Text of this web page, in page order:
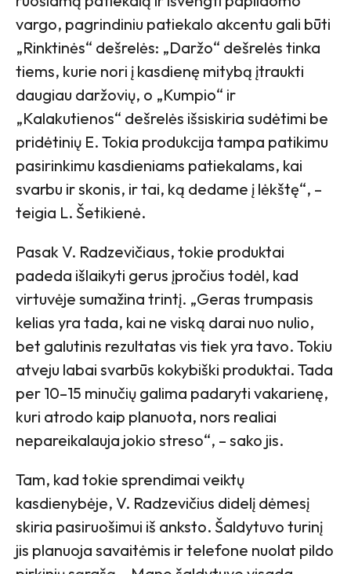
vargo, pagrindiniu patiekalo akcentu gali būti
„Rinktinės“ dešrelės: „Daržo“ dešrelės tinka
tiems, kurie nori į kasdienę mitybą įtraukti
daugiau daržovių, o „Kumpio“ ir
„Kalakutienos“ dešrelės išsiskiria sudėtimi be
pridėtinių E. Tokia produkcija tampa patikimu
pasirinkimu kasdieniams patiekalams, kai
svarbu ir skonis, ir tai, ką dedame į lėkštę“, –
teigia L. Šetikienė.
Pasak V. Radzevičiaus, tokie produktai
padeda išlaikyti gerus įpročius todėl, kad
virtuvėje sumažina trintį. „Geras trumpasis
kelias yra tada, kai ne viską darai nuo nulio,
bet galutinis rezultatas vis tiek yra tavo. Tokiu
atveju labai svarbūs kokybiški produktai. Tada
per 10–15 minučių galima padaryti vakarienę,
kuri atrodo kaip planuota, nors realiai
nepareikalauja jokio streso“, – sako jis.
Tam, kad tokie sprendimai veiktų
kasdienybėje, V. Radzevičius didelį dėmesį
skiria pasiruošimui iš anksto. Šaldytuvo turinį
jis planuoja savaitėmis ir telefone nuolat pildo